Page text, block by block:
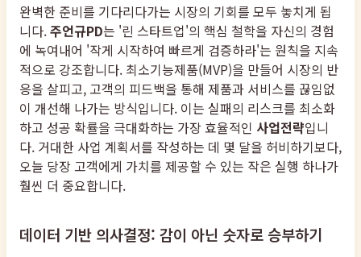
완벽한 준비를 기다리다가는 시장의 기회를 모두 놓치게 됩
니다.주언규PD는 '린 스타트업'의 핵심 철학을 자신의 경험
에 녹여내어 '작게 시작하여 빠르게 검증하라'는 원칙을 지속
적으로 강조합니다. 최소기능제품(MVP)을 만들어 시장의 반
응을 살피고, 고객의 피드백을 통해 제품과 서비스를 끊임없
이 개선해 나가는 방식입니다. 이는 실패의 리스크를 최소화
하고 성공 확률을 극대화하는 가장 효율적인 사업전략입니
다. 거대한 사업 계획서를 작성하는 데 몇 달을 허비하기보다,
오늘 당장 고객에게 가치를 제공할 수 있는 작은 실행 하나가
훨씬 더 중요합니다.
데이터 기반 의사결정: 감이 아닌 숫자로 승부하기